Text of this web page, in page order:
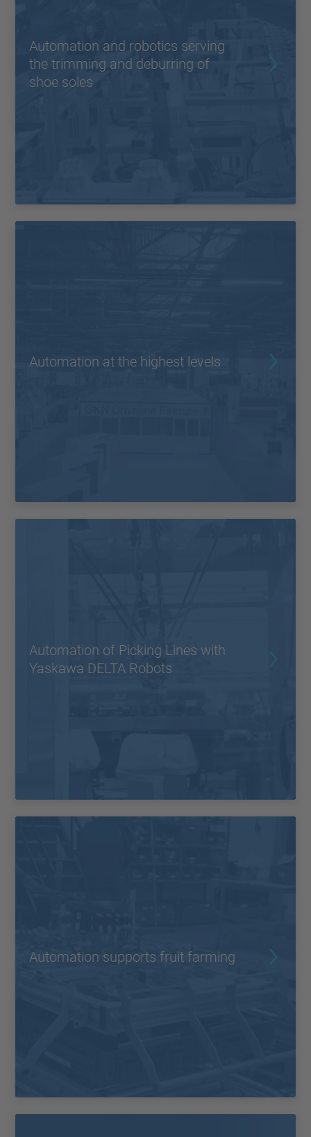
Automation and robotics serving
the trimming and deburring of
shoe soles
Automation at the highest levels
Automation of Picking Lines with
Yaskawa DELTA Robots
Automation supports fruit farming